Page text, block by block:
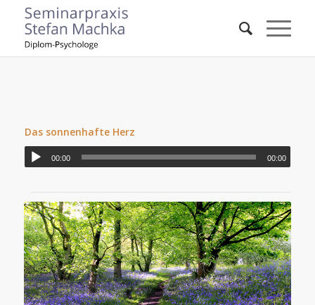
Das sonnenhafte Herz
00:00 00:00